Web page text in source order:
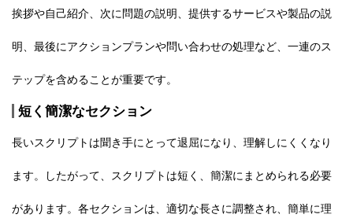
挨拶や自己紹介、次に問題の説明、提供するサービスや製品の説
明、最後にアクションプランや問い合わせの処理など、一連のス
テップを含めることが重要です。
短く簡潔なセクション
長いスクリプトは聞き手にとって退屈になり、理解しにくくなり
ます。したがって、スクリプトは短く、簡潔にまとめられる必要
があります。各セクションは、適切な長さに調整され、簡単に理